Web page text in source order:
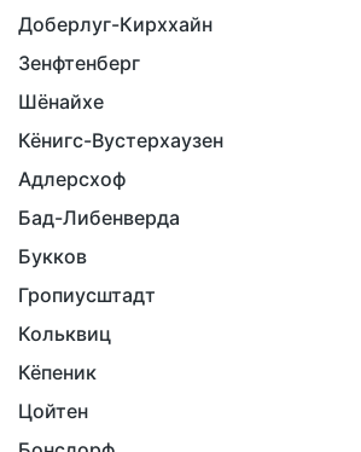
Доберлуг-Кирххайн
Зенфтенберг
Шёнайхе
Кёнигс-Вустерхаузен
Адлерсхоф
Бад-Либенверда
Букков
Гропиусштадт
Кольквиц
Кёпеник
Цойтен